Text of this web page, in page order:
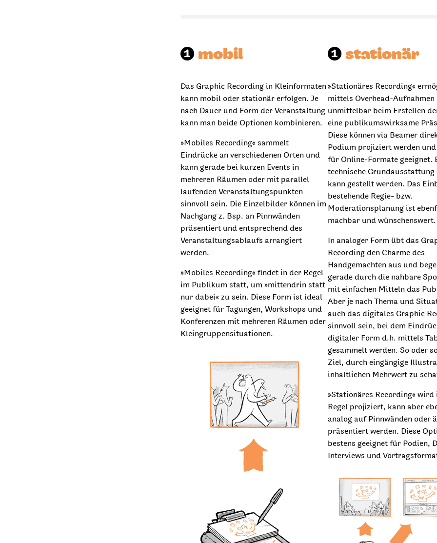
➊ mobil
Das Graphic Recording in Kleinformaten
kann mobil oder stationär erfolgen. Je
nach Dauer und Form der Veranstaltung
kann man beide Optionen kombinieren.
»Mobiles Recording« sammelt
Eindrücke an verschiedenen Orten und
kann gerade bei kurzen Events in
mehreren Räumen oder mit parallel
laufenden Veranstaltungspunkten
sinnvoll sein. Die Einzelbilder können im
Nachgang z. Bsp. an Pinnwänden
präsentiert und entsprechend des
Veranstaltungsablaufs arrangiert
werden.
»Mobiles Recording« findet in der Regel
im Publikum statt, um »mittendrin statt
nur dabei« zu sein. Diese Form ist ideal
geeignet für Tagungen, Workshops und
Konferenzen mit mehreren Räumen oder
Kleingruppensituationen.
➊stationär
»Stationäres Recording«
mittels Overhead-Aufnahmen
unmittelbar beim Erstellen
eine publikumswirksame
Diese können via Beamer
Podium projiziert werden
für Online-Formate geeignet.
technische
kann gestellt werden. Das
bestehende Regie- bzw.
Moderationsplanung ist
machbar und wünschenswert.
In analoger Form übt das
Recording den Charme des
Handgemachten aus und
gerade durch die nahbare
mit einfachen Mitteln das
Aber je nach Thema und
auch das digitales Graphic
sinnvoll sein, bei dem
digitaler Form d.h. mittels
gesammelt werden. So oder
Ziel, durch eingängige
inhaltlichen Mehrwert zu
»Stationäres Recording« wird
Regel projiziert, kann aber
analog auf Pinnwänden oder
präsentiert werden. Diese
bestens geeignet für Podien,
Interviews und